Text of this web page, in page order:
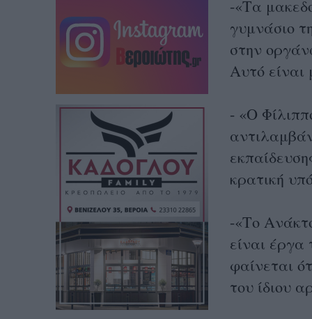
-«Τα
γυμνάσιο
στην
Αυτό είναι
- «Ο
κρατική
-«Το
είναι
φαίνεται
του ίδιου